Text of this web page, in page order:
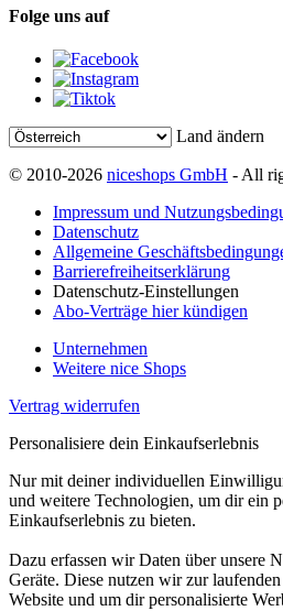
Folge uns auf
Land ändern
© 2010-2026 niceshops GmbH - All
Impressum und
Datenschutz
Allgemeine
Barrierefreiheitserklärung
Datenschutz-Einstellungen
Abo-Verträge hier kündigen
Unternehmen
Weitere nice Shops
Vertrag widerrufen
Personalisiere dein Einkaufserlebnis
Nur mit deiner individuellen
und weitere Technologien, um dir ein
Einkaufserlebnis zu bieten.
Dazu erfassen wir Daten über unsere
Geräte. Diese nutzen wir zur
Website und um dir personalisierte